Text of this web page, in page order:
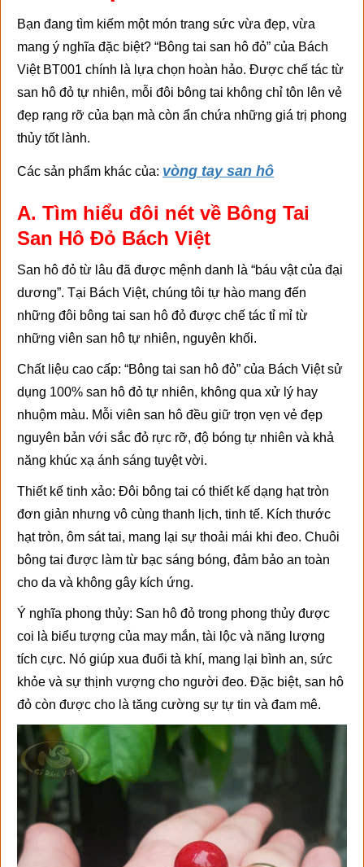
Bạn đang tìm kiếm một món trang sức vừa đẹp, vừa
mang ý nghĩa đặc biệt? “Bông tai san hô đỏ” của Bách
Việt BT001 chính là lựa chọn hoàn hảo. Được chế tác từ
san hô đỏ tự nhiên, mỗi đôi bông tai không chỉ tôn lên vẻ
đẹp rạng rỡ của bạn mà còn ẩn chứa những giá trị phong
thủy tốt lành.
Các sản phẩm khác của: vòng tay san hô
A. Tìm hiểu đôi nét về Bông Tai
San Hô Đỏ Bách Việt
San hô đỏ từ lâu đã được mệnh danh là “báu vật của đại
dương”. Tại Bách Việt, chúng tôi tự hào mang đến
những đôi bông tai san hô đỏ được chế tác tỉ mỉ từ
những viên san hô tự nhiên, nguyên khối.
Chất liệu cao cấp: “Bông tai san hô đỏ” của Bách Việt sử
dụng 100% san hô đỏ tự nhiên, không qua xử lý hay
nhuộm màu. Mỗi viên san hô đều giữ trọn vẹn vẻ đẹp
nguyên bản với sắc đỏ rực rỡ, độ bóng tự nhiên và khả
năng khúc xạ ánh sáng tuyệt vời.
Thiết kế tinh xảo: Đôi bông tai có thiết kế dạng hạt tròn
đơn giản nhưng vô cùng thanh lịch, tinh tế. Kích thước
hạt tròn, ôm sát tai, mang lại sự thoải mái khi đeo. Chuôi
bông tai được làm từ bạc sáng bóng, đảm bảo an toàn
cho da và không gây kích ứng.
Ý nghĩa phong thủy: San hô đỏ trong phong thủy được
coi là biểu tượng của may mắn, tài lộc và năng lượng
tích cực. Nó giúp xua đuổi tà khí, mang lại bình an, sức
khỏe và sự thịnh vượng cho người đeo. Đặc biệt, san hô
đỏ còn được cho là tăng cường sự tự tin và đam mê.